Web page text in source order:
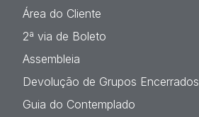
Área do Cliente
2ª via de Boleto
Assembleia
Devolução de Grupos Encerrados
Guia do Contemplado